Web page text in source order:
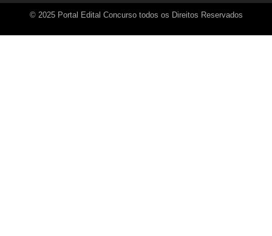
© 2025 Portal Edital Concurso todos os Direitos Reservados